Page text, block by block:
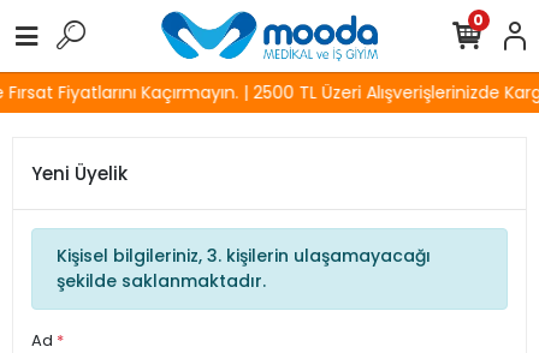
Fiyatlarını Kaçırmayın. | 2500 TL Üzeri Alışverişlerinizde
0
Yeni Üyelik
Kişisel bilgileriniz, 3. kişilerin ulaşamayacağı
şekilde saklanmaktadır.
Ad *